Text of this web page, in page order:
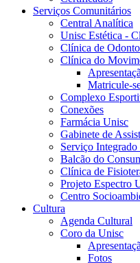
Serviços Comunitários
Central Analítica
Unisc Estética -
Clínica de
Clínica do
Matricule-
Complexo
Conexões
Farmácia Unisc
Gabinete de
Serviço Integrado
Balcão do
Clínica de
Projeto Espectro
Centro
Cultura
Agenda Cultural
Coro da Unisc
Fotos